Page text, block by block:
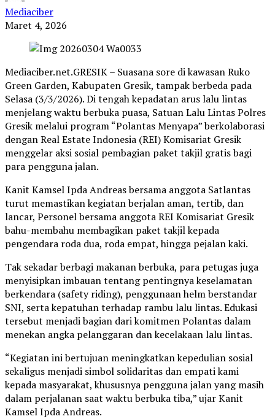
Mediaciber
Maret 4, 2026
Mediaciber.net.GRESIK – Suasana sore di kawasan Ruko
Green Garden, Kabupaten Gresik, tampak berbeda pada
Selasa (3/3/2026). Di tengah kepadatan arus lalu lintas
menjelang waktu berbuka puasa, Satuan Lalu Lintas Polres
Gresik melalui program “Polantas Menyapa” berkolaborasi
dengan Real Estate Indonesia (REI) Komisariat Gresik
menggelar aksi sosial pembagian paket takjil gratis bagi
para pengguna jalan.
Kanit Kamsel Ipda Andreas bersama anggota Satlantas
turut memastikan kegiatan berjalan aman, tertib, dan
lancar, Personel bersama anggota REI Komisariat Gresik
bahu-membahu membagikan paket takjil kepada
pengendara roda dua, roda empat, hingga pejalan kaki.
Tak sekadar berbagi makanan berbuka, para petugas juga
menyisipkan imbauan tentang pentingnya keselamatan
berkendara (safety riding), penggunaan helm berstandar
SNI, serta kepatuhan terhadap rambu lalu lintas. Edukasi
tersebut menjadi bagian dari komitmen Polantas dalam
menekan angka pelanggaran dan kecelakaan lalu lintas.
“Kegiatan ini bertujuan meningkatkan kepedulian sosial
sekaligus menjadi simbol solidaritas dan empati kami
kepada masyarakat, khususnya pengguna jalan yang masih
dalam perjalanan saat waktu berbuka tiba,” ujar Kanit
Kamsel Ipda Andreas.